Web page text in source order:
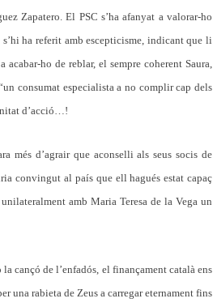
Zapatero. El PSC s’ha afanyat a valorar-ho
ha referit amb escepticisme, indicant que li
ho de reblar, el sempre coherent Saura,
consumat especialista a no complir cap dels
d’acció…!
més d’agrair que aconselli als seus socis de
convingut al país que ell hagués estat capaç
amb Maria Teresa de la Vega un
cançó de l’enfadós, el finançament català ens
una rabieta de Zeus a carregar eternament fins